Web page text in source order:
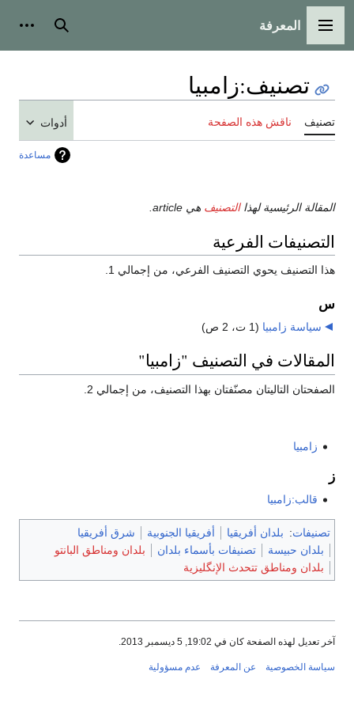
القائمة الرئيسية
المعرفة بحث
تصنيف:زامبيا
تصنيف ناقش هذه الصفحة أدوات
مساعدة
المقالة الرئيسية لهذاالتصنيف هي article.
التصنيفات الفرعية
هذا التصنيف يحوي التصنيف الفرعي، من إجمالي 1.
س
سياسة زامبيا (1 ت، 2 ص)
المقالات في التصنيف "زامبيا"
الصفحتان التاليتان مصنّفتان بهذا التصنيف، من إجمالي 2.
زامبيا
ز
قالب:زامبيا
تصنيفات: بلدان أفريقيا أفريقيا الجنوبية
شرق أفريقيا
بلدان حبيسة
تصنيفات بأسماء بلدان
بلدان ومناطق البانتو
بلدان ومناطق تتحدث الإنگليزية
آخر تعديل لهذه الصفحة كان في 19:02, 5 ديسمبر 2013.
سياسة الخصوصية عن المعرفة عدم مسؤولية